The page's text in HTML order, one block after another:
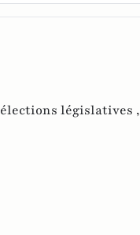
élections législatives ,